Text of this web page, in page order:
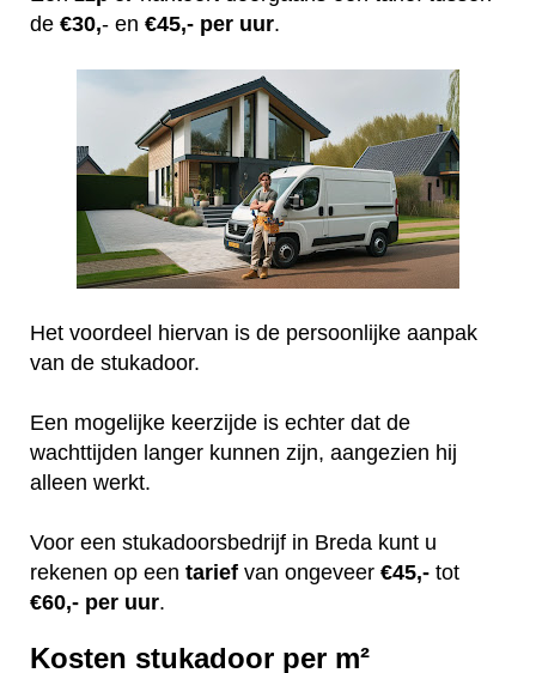
de €30,- en €45,- per uur.
Het voordeel hiervan is de persoonlijke aanpak
van de stukadoor.
Een mogelijke keerzijde is echter dat de
wachttijden langer kunnen zijn, aangezien hij
alleen werkt.
Voor een stukadoorsbedrijf in Breda kunt u
rekenen op een tarief van ongeveer €45,- tot
€60,- per uur.
Kosten stukadoor per m²